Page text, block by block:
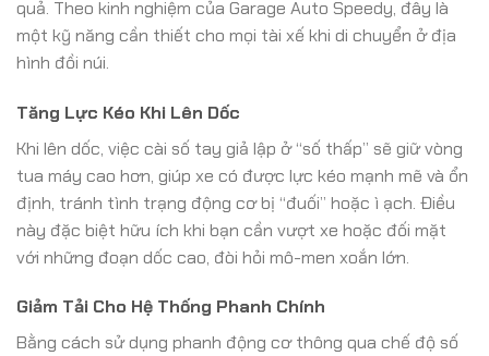
quả. Theo kinh nghiệm của Garage Auto Speedy, đây là
một kỹ năng cần thiết cho mọi tài xế khi di chuyển ở địa
hình đồi núi.
Tăng Lực Kéo Khi Lên Dốc
Khi lên dốc, việc cài số tay giả lập ở “số thấp” sẽ giữ vòng
tua máy cao hơn, giúp xe có được lực kéo mạnh mẽ và ổn
định, tránh tình trạng động cơ bị “đuối” hoặc ì ạch. Điều
này đặc biệt hữu ích khi bạn cần vượt xe hoặc đối mặt
với những đoạn dốc cao, đòi hỏi mô-men xoắn lớn.
Giảm Tải Cho Hệ Thống Phanh Chính
Bằng cách sử dụng phanh động cơ thông qua chế độ số